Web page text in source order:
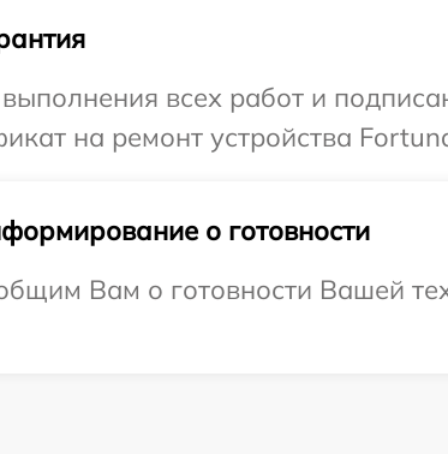
всех работ и
на ремонт устройства
о готовности
Вам о готовности Вашей